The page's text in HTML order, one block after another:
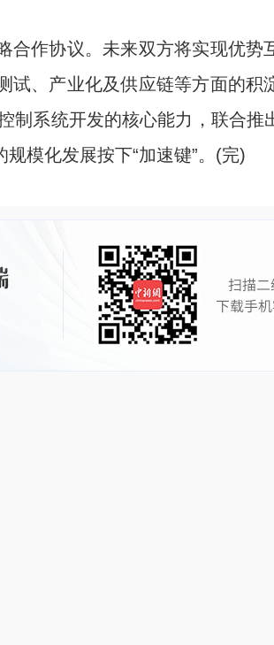
作协议。未来双方将实现优势
试、产业化及供应链等方面的积
制系统开发的核心能力，联合推
模化发展按下“加速键”。(完)